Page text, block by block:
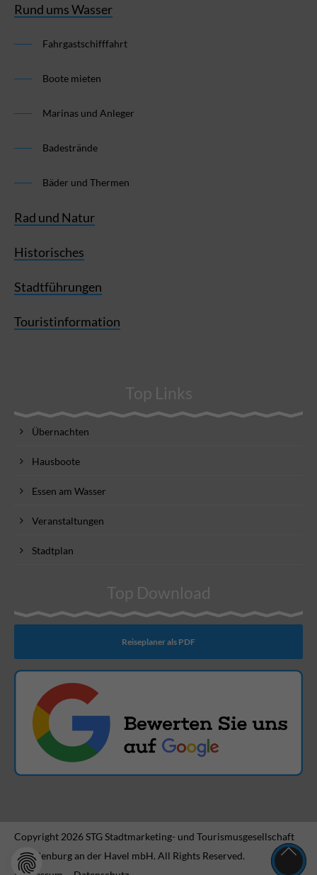
Rund ums Wasser
Fahrgastschifffahrt
Boote mieten
Marinas und Anleger
Badestrände
Bäder und Thermen
Rad und Natur
Historisches
Stadtführungen
Touristinformation
Top Links
Übernachten
Hausboote
Essen am Wasser
Veranstaltungen
Stadtplan
Top Download
Reiseplaner als PDF
Copyright 2026 STG Stadtmarketing- und Tourismusgesellschaft
Brandenburg an der Havel mbH. All Rights Reserved.